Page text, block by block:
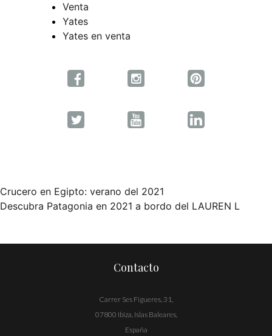
Venta
Yates
Yates en venta
Navegación
entradas
Crucero en Egipto: verano del 2021
Descubra Patagonia en 2021 a bordo del LAUREN L
Contacto
Carrer Ses Figueres, 31,
07800 Ibiza, Islas Baleares,
España